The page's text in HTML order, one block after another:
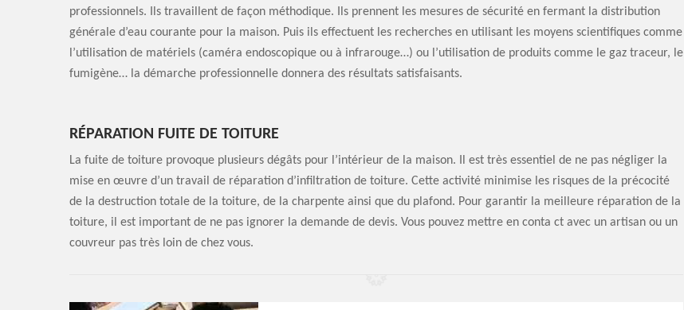
professionnels. Ils travaillent de façon méthodique. Ils prennent les mesures de sécurité en fermant la distribution
générale d’eau courante pour la maison. Puis ils effectuent les recherches en utilisant les moyens scientifiques comme
l’utilisation de matériels (caméra endoscopique ou à infrarouge…) ou l’utilisation de produits comme le gaz traceur, le
fumigène… la démarche professionnelle donnera des résultats satisfaisants.
RÉPARATION FUITE DE TOITURE
La fuite de toiture provoque plusieurs dégâts pour l’intérieur de la maison. Il est très essentiel de ne pas négliger la
mise en œuvre d’un travail de réparation d’infiltration de toiture. Cette activité minimise les risques de la précocité
de la destruction totale de la toiture, de la charpente ainsi que du plafond. Pour garantir la meilleure réparation de la
toiture, il est important de ne pas ignorer la demande de devis. Vous pouvez mettre en conta ct avec un artisan ou un
couvreur pas très loin de chez vous.